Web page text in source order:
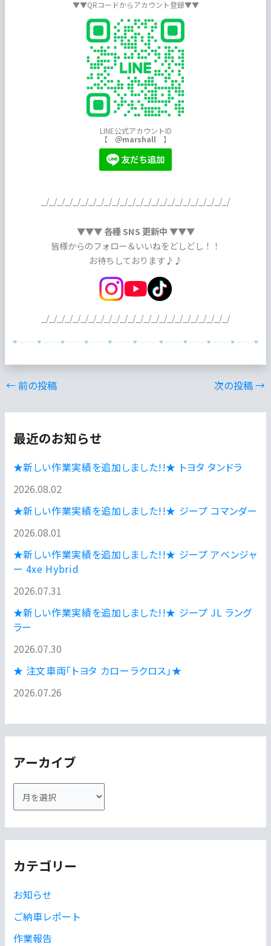
▼▼QRコードからアカウント登録▼▼
LINE公式アカウントID
【 ＠marshall 】
_/_/_/_/_/_/_/_/_/_/_/_/_/_/_/_/_/_/_/_/_/_/_/_/
▼▼▼ 各種 SNS 更新中 ▼▼▼
皆様からのフォロー＆いいねをどしどし！！
お待ちしております♪♪
_/_/_/_/_/_/_/_/_/_/_/_/_/_/_/_/_/_/_/_/_/_/_/_/
←前の投稿 次の投稿→
最近のお知らせ
★新しい作業実績を追加しました!!★ トヨタ タンドラ
2026.08.02
★新しい作業実績を追加しました!!★ ジープ コマンダー
2026.08.01
★新しい作業実績を追加しました!!★ ジープ アベンジャ
ー 4xe Hybrid
2026.07.31
★新しい作業実績を追加しました!!★ ジープ JL ラング
ラー
2026.07.30
★ 注文車両「トヨタ カローラクロス」★
2026.07.26
アーカイブ
ー
カ
ブ
カテゴリー
お知らせ
ご納車レポート
作業報告